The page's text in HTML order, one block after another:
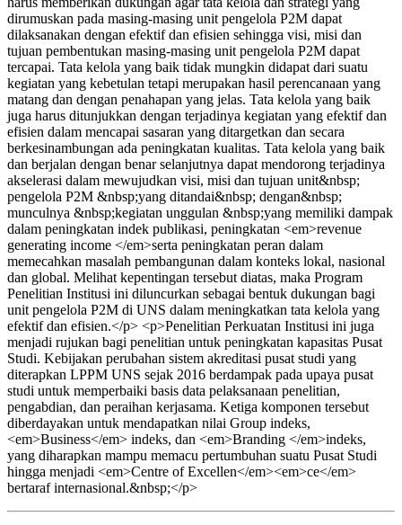
dirumuskan pada masing-masing unit pengelola P2M dapat
dilaksanakan dengan efektif dan efisien sehingga visi, misi dan
tujuan pembentukan masing-masing unit pengelola P2M dapat
tercapai. Tata kelola yang baik tidak mungkin didapat dari suatu
kegiatan yang kebetulan tetapi merupakan hasil perencanaan yang
matang dan dengan penahapan yang jelas. Tata kelola yang baik
juga harus ditunjukkan dengan terjadinya kegiatan yang efektif dan
efisien dalam mencapai sasaran yang ditargetkan dan secara
berkesinambungan ada peningkatan kualitas. Tata kelola yang baik
dan berjalan dengan benar selanjutnya dapat mendorong terjadinya
akselerasi dalam mewujudkan visi, misi dan tujuan unit&nbsp;
pengelola P2M &nbsp;yang ditandai&nbsp; dengan&nbsp;
munculnya &nbsp;kegiatan unggulan &nbsp;yang memiliki dampak
dalam peningkatan indek publikasi, peningkatan <em>revenue
generating income </em>serta peningkatan peran dalam
memecahkan masalah pembangunan dalam konteks lokal, nasional
dan global. Melihat kepentingan tersebut diatas, maka Program
Penelitian Institusi ini diluncurkan sebagai bentuk dukungan bagi
unit pengelola P2M di UNS dalam meningkatkan tata kelola yang
efektif dan efisien.</p> <p>Penelitian Perkuatan Institusi ini juga
menjadi rujukan bagi penelitian untuk peningkatan kapasitas Pusat
Studi. Kebijakan perubahan sistem akreditasi pusat studi yang
diterapkan LPPM UNS sejak 2016 berdampak pada upaya pusat
studi untuk memperbaiki basis data pelaksanaan penelitian,
pengabdian, dan peraihan kerjasama. Ketiga komponen tersebut
diberdayakan untuk mendapatkan nilai Group indeks,
<em>Business</em> indeks, dan <em>Branding </em>indeks,
yang diharapkan mampu memacu pertumbuhan suatu Pusat Studi
hingga menjadi <em>Centre of Excellen</em><em>ce</em>
bertaraf internasional.&nbsp;</p>